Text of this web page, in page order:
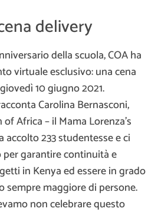
delivery
della scuola, COA ha
virtuale esclusivo: una cena
10 giugno 2021.
Carolina Bernasconi,
Africa – il Mama Lorenza’s
accolto 233 studentesse e ci
garantire continuità e
in Kenya ed essere in grado
sempre maggiore di persone.
non celebrare questo